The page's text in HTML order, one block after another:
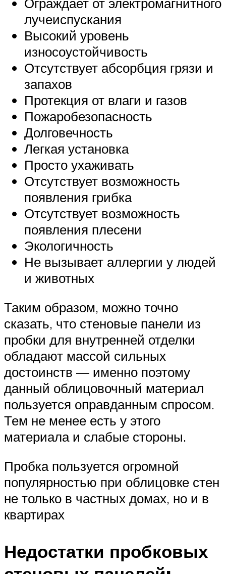
Ограждает от электромагнитного
лучеиспускания
Высокий уровень
износоустойчивость
Отсутствует абсорбция грязи и
запахов
Протекция от влаги и газов
Пожаробезопасность
Долговечность
Легкая установка
Просто ухаживать
Отсутствует возможность
появления грибка
Отсутствует возможность
появления плесени
Экологичность
Не вызывает аллергии у людей
и животных
Таким образом, можно точно
сказать, что стеновые панели из
пробки для внутренней отделки
обладают массой сильных
достоинств — именно поэтому
данный облицовочный материал
пользуется оправданным спросом.
Тем не менее есть у этого
материала и слабые стороны.
Пробка пользуется огромной
популярностью при облицовке стен
не только в частных домах, но и в
квартирах
Недостатки пробковых